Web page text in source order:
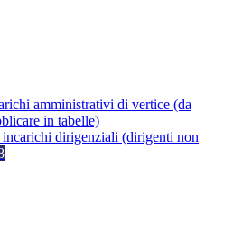
amministrativi di vertice (da
in tabelle)
dirigenziali (dirigenti non